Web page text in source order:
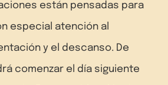
están pensadas para
especial atención al
y el descanso. De
comenzar el día siguiente